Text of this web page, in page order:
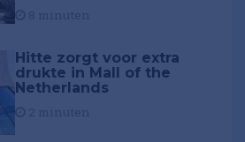
Hitte zorgt voor extra
drukte in Mall of the
Netherlands